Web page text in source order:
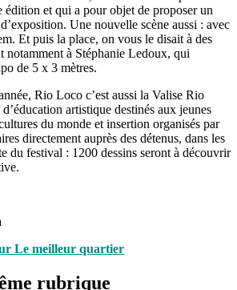
édition et qui a pour objet de proposer un
Une nouvelle scène aussi : avec
Et puis la place, on vous le disait à des
notamment à Stéphanie Ledoux, qui
de 5 x 3 mètres.
Rio Loco c’est aussi la Valise Rio
artistique destinés aux jeunes
du monde et insertion organisés par
directement auprès des détenus, dans les
du festival : 1200 dessins seront à découvrir
Le meilleur quartier
rubrique